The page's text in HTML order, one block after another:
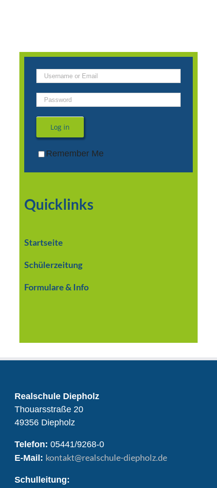
Log in
Remember Me
Quicklinks
Startseite
Schülerzeitung
Formulare & Info
Realschule Diepholz
Thouarsstraße 20
49356 Diepholz
Telefon: 05441/9268-0
E-Mail: kontakt@realschule-diepholz.de
Schulleitung: